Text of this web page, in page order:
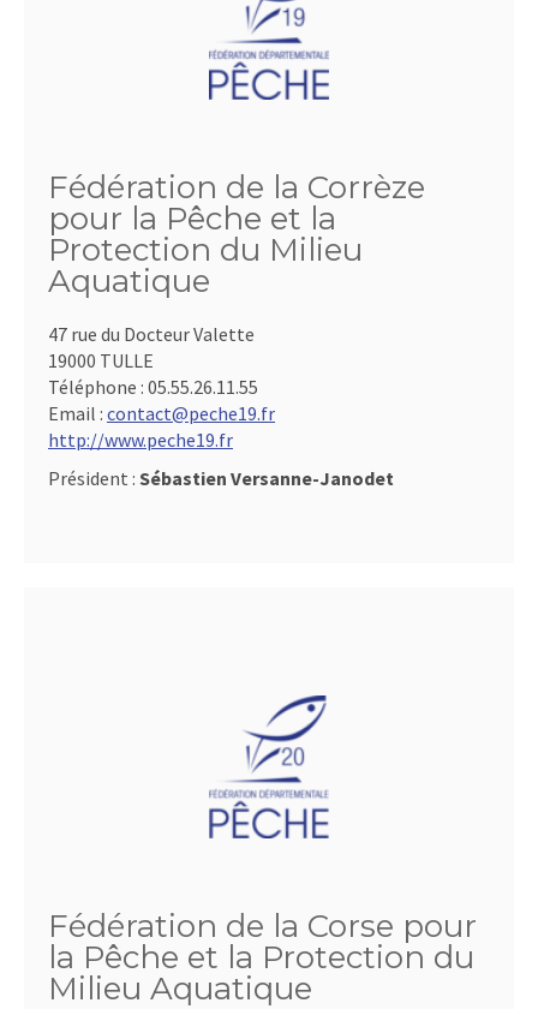
Fédération de la Corrèze
pour la Pêche et la
Protection du Milieu
Aquatique
47 rue du Docteur Valette
19000 TULLE
Téléphone : 05.55.26.11.55
Email : contact@peche19.fr
http://www.peche19.fr
Président : Sébastien Versanne-Janodet
Fédération de la Corse pour
la Pêche et la Protection du
Milieu Aquatique